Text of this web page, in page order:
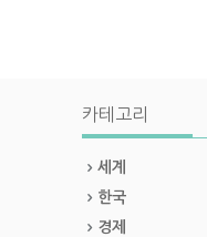
카테고리
세계
한국
경제